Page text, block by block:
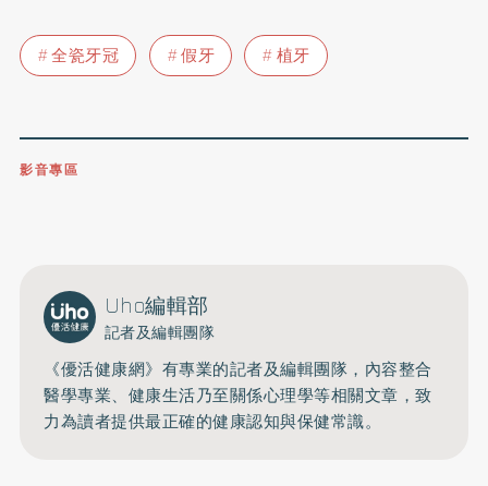
全瓷牙冠 假牙 植牙
影音專區
Uho編輯部
記者及編輯團隊
《優活健康網》有專業的記者及編輯團隊，內容整合
醫學專業、健康生活乃至關係心理學等相關文章，致
力為讀者提供最正確的健康認知與保健常識。